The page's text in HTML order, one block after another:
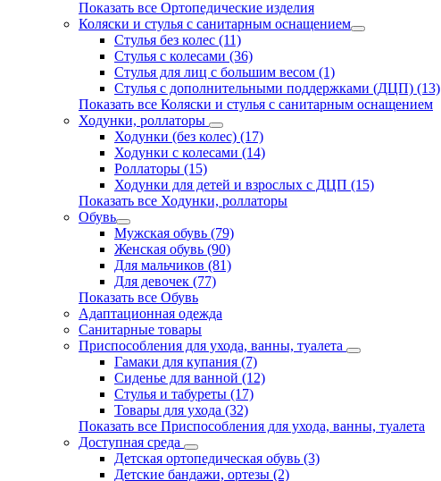
Показать все Ортопедические изделия
Коляски и стулья с санитарным оснащением
Стулья без колес (11)
Стулья с колесами (36)
Стулья для лиц с большим весом (1)
Стулья с дополнительными поддержками (ДЦП) (13)
Показать все Коляски и стулья с санитарным оснащением
Ходунки, роллаторы
Ходунки (без колес) (17)
Ходунки с колесами (14)
Роллаторы (15)
Ходунки для детей и взрослых с ДЦП (15)
Показать все Ходунки, роллаторы
Обувь
Мужская обувь (79)
Женская обувь (90)
Для мальчиков (81)
Для девочек (77)
Показать все Обувь
Адаптационная одежда
Санитарные товары
Приспособления для ухода, ванны, туалета
Гамаки для купания (7)
Сиденье для ванной (12)
Стулья и табуреты (17)
Товары для ухода (32)
Показать все Приспособления для ухода, ванны, туалета
Доступная среда
Детская ортопедическая обувь (3)
Детские бандажи, ортезы (2)